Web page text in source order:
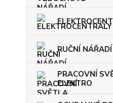
RUČNÍ NÁŘADÍ
PRACOVNÍ
ELEKTRO